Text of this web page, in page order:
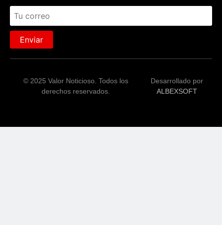
Enviar
© 2025 Valor Noticioso. Todos los
derechos reservados.
Desarrollado por
ALBEXSOFT